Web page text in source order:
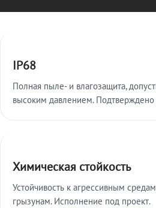
IP68
Полная пыле- и влагозащита,
высоким давлением. Подтверждено
Химическая стойкость
Устойчивость к агрессивным
грызунам. Исполнение под проект.